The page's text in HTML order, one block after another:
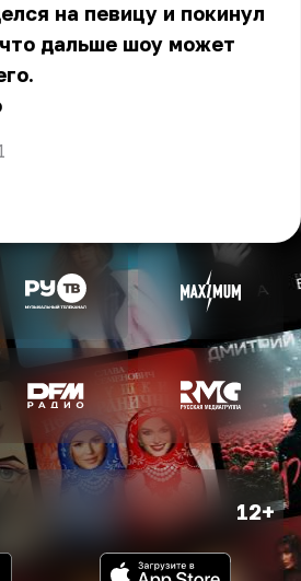
на певицу и покинул
дальше шоу может
12+